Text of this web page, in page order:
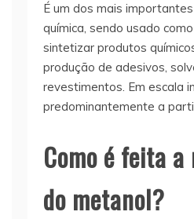
É um dos mais
química, sendo usado
sintetizar produtos
produção de adesivos,
revestimentos. Em escala
predominantemente a
Como é feita
do metanol?